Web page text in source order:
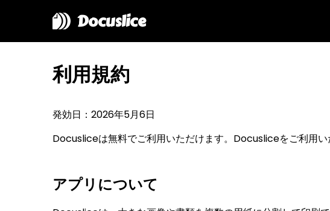
Docuslice
利用規約
発効日：2026年5月6日
Docusliceは無料でご利用いただけます。Docusliceをご利用い
アプリについて